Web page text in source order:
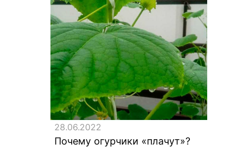
28.06.2022
Почему огурчики «плачут»?